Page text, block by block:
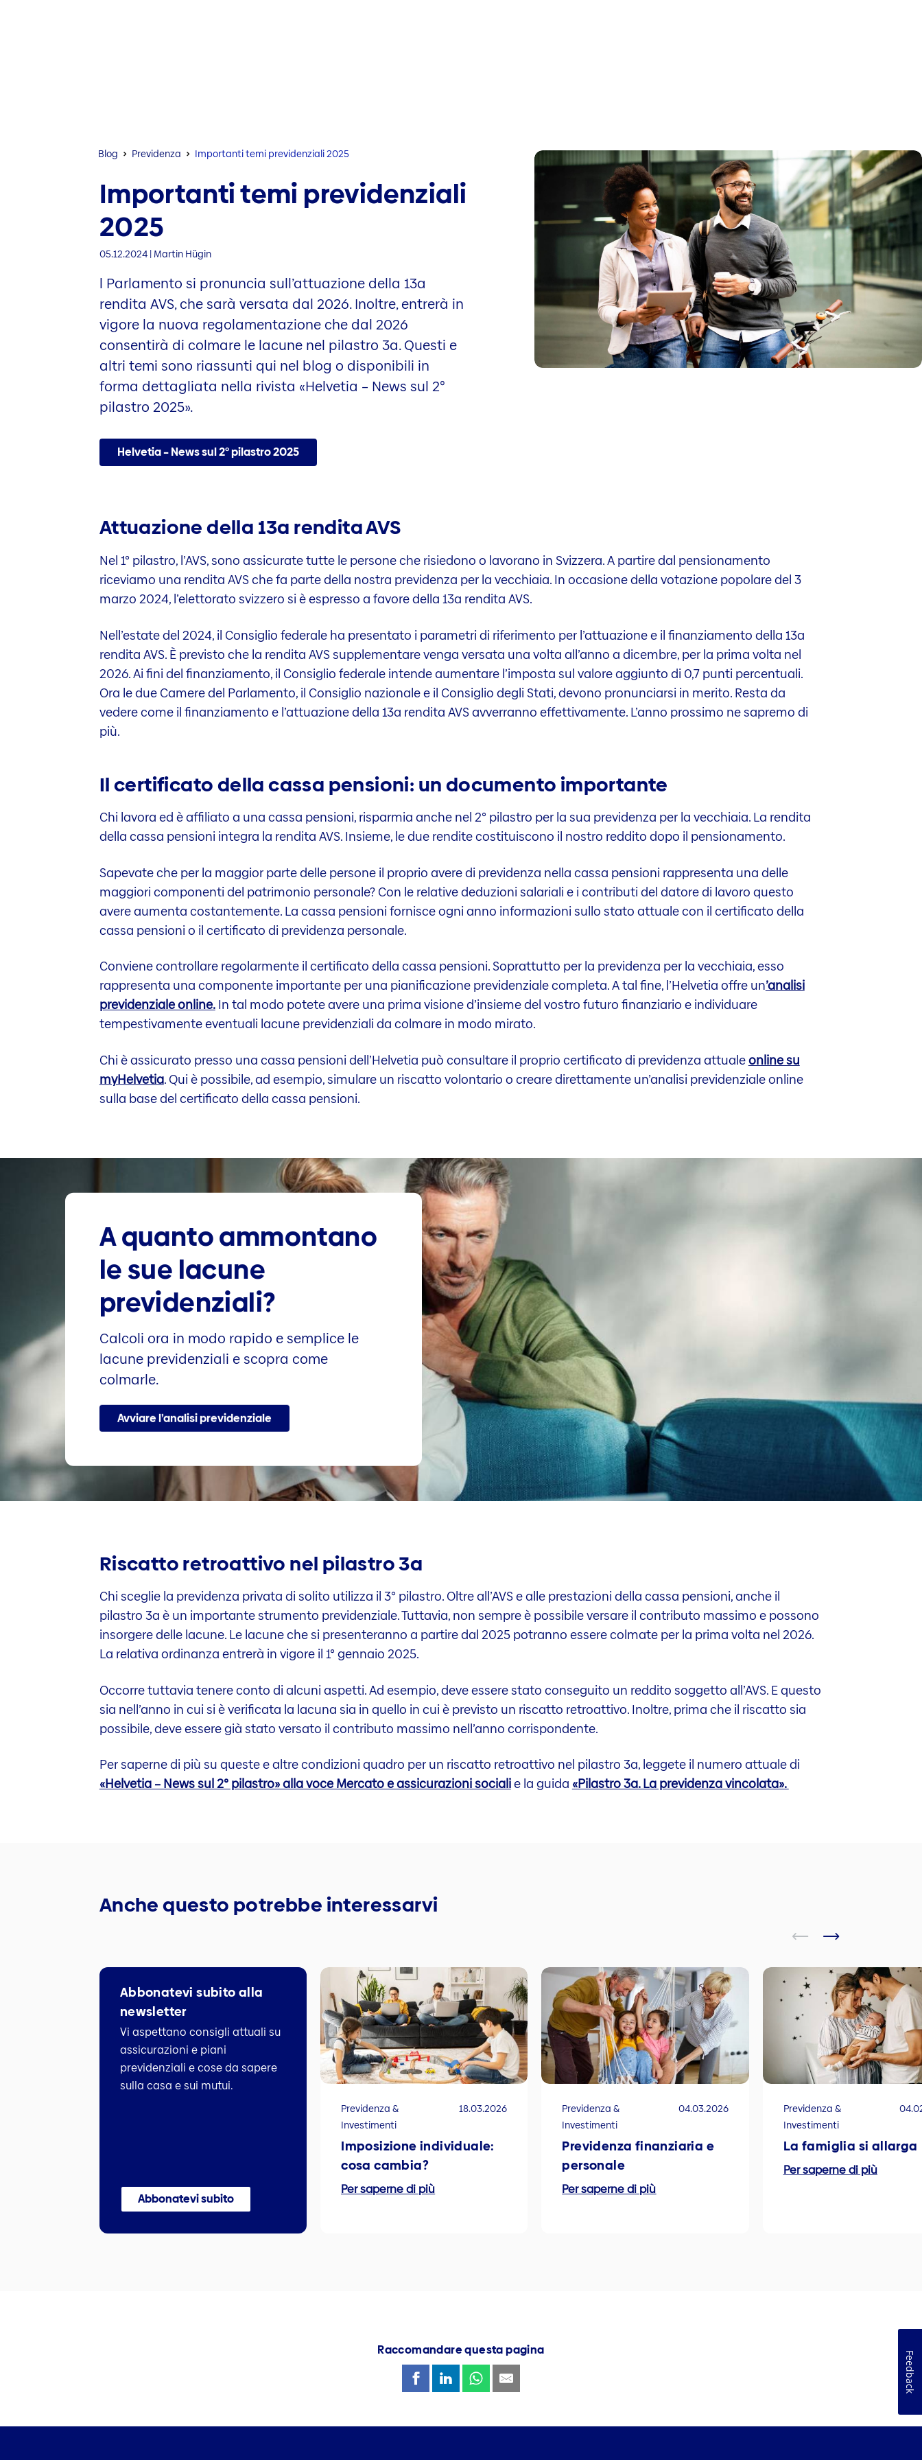
Blog Previdenza Importanti temi previdenziali 2025
Importanti temi previdenziali
2025
05.12.2024 | Martin Hügin
l Parlamento si pronuncia sull’attuazione della 13a
rendita AVS, che sarà versata dal 2026. Inoltre, entrerà in
vigore la nuova regolamentazione che dal 2026
consentirà di colmare le lacune nel pilastro 3a. Questi e
altri temi sono riassunti qui nel blog o disponibili in
forma dettagliata nella rivista «Helvetia – News sul 2°
pilastro 2025».
Helvetia – News sul 2° pilastro 2025
Attuazione della 13a rendita AVS
Nel 1° pilastro, l’AVS, sono assicurate tutte le persone che risiedono o lavorano in Svizzera. A partire dal pensionamento
riceviamo una rendita AVS che fa parte della nostra previdenza per la vecchiaia. In occasione della votazione popolare del 3
marzo 2024, l’elettorato svizzero si è espresso a favore della 13a rendita AVS.
Nell’estate del 2024, il Consiglio federale ha presentato i parametri di riferimento per l’attuazione e il finanziamento della 13a
rendita AVS. È previsto che la rendita AVS supplementare venga versata una volta all’anno a dicembre, per la prima volta nel
2026. Ai fini del finanziamento, il Consiglio federale intende aumentare l’imposta sul valore aggiunto di 0,7 punti percentuali.
Ora le due Camere del Parlamento, il Consiglio nazionale e il Consiglio degli Stati, devono pronunciarsi in merito. Resta da
vedere come il finanziamento e l’attuazione della 13a rendita AVS avverranno effettivamente. L’anno prossimo ne sapremo di
più.
Il certificato della cassa pensioni: un documento importante
Chi lavora ed è affiliato a una cassa pensioni, risparmia anche nel 2° pilastro per la sua previdenza per la vecchiaia. La rendita
della cassa pensioni integra la rendita AVS. Insieme, le due rendite costituiscono il nostro reddito dopo il pensionamento.
Sapevate che per la maggior parte delle persone il proprio avere di previdenza nella cassa pensioni rappresenta una delle
maggiori componenti del patrimonio personale? Con le relative deduzioni salariali e i contributi del datore di lavoro questo
avere aumenta costantemente. La cassa pensioni fornisce ogni anno informazioni sullo stato attuale con il certificato della
cassa pensioni o il certificato di previdenza personale.
Conviene controllare regolarmente il certificato della cassa pensioni. Soprattutto per la previdenza per la vecchiaia, esso
rappresenta una componente importante per una pianificazione previdenziale completa. A tal fine, l’Helvetia offre un’analisi
previdenziale online.In tal modo potete avere una prima visione d’insieme del vostro futuro finanziario e individuare
tempestivamente eventuali lacune previdenziali da colmare in modo mirato.
Chi è assicurato presso una cassa pensioni dell’Helvetia può consultare il proprio certificato di previdenza attualeonline su
myHelvetia. Qui è possibile, ad esempio, simulare un riscatto volontario o creare direttamente un’analisi previdenziale online
sulla base del certificato della cassa pensioni.
A quanto ammontano
le sue lacune
previdenziali?
Calcoli ora in modo rapido e semplice le
lacune previdenziali e scopra come
colmarle.
Avviare l’analisi previdenziale
Riscatto retroattivo nel pilastro 3a
Chi sceglie la previdenza privata di solito utilizza il 3° pilastro. Oltre all’AVS e alle prestazioni della cassa pensioni, anche il
pilastro 3a è un importante strumento previdenziale. Tuttavia, non sempre è possibile versare il contributo massimo e possono
insorgere delle lacune. Le lacune che si presenteranno a partire dal 2025 potranno essere colmate per la prima volta nel 2026.
La relativa ordinanza entrerà in vigore il 1° gennaio 2025.
Occorre tuttavia tenere conto di alcuni aspetti. Ad esempio, deve essere stato conseguito un reddito soggetto all’AVS. E questo
sia nell’anno in cui si è verificata la lacuna sia in quello in cui è previsto un riscatto retroattivo. Inoltre, prima che il riscatto sia
possibile, deve essere già stato versato il contributo massimo nell’anno corrispondente.
Per saperne di più su queste e altre condizioni quadro per un riscatto retroattivo nel pilastro 3a, leggete il numero attuale di
«Helvetia – News sul 2° pilastro» alla voce Mercato e assicurazioni socialie la guida «Pilastro 3a. La previdenza vincolata».
Anche questo potrebbe interessarvi
Abbonatevi subito alla
newsletter
Vi aspettano consigli attuali su
assicurazioni e piani
previdenziali e cose da sapere
sulla casa e sui mutui.
Abbonatevi subito
Previdenza &
Investimenti
18.03.2026
Imposizione individuale:
cosa cambia?
Per saperne di più
Previdenza &
Investimenti
04.03.2026
Previdenza finanziaria e
personale
Per saperne di più
Previdenza &
Investimenti
La famiglia si allarga
Per saperne di più
Raccomandare questa pagina
Feedback